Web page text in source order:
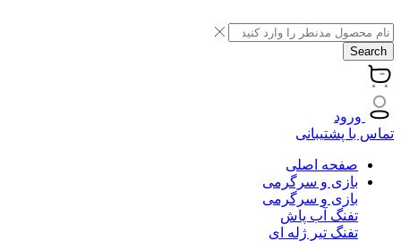
Search
ورود
تماس با پشتیبانی
صفحه اصلی
بازی و سرگرمی
بازی و سرگرمی
تفنگ آب پاش
تفنگ تیر ژله ای